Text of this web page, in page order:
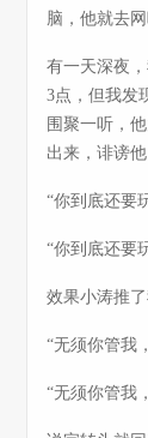
脑，他就去
有一天深夜
3点，但我发
围聚一听，
出来，诽谤他
“你到底还要
“你到底还要
效果小涛推
“无须你管我
“无须你管我